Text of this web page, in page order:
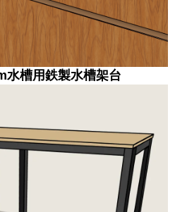
水槽用鉄製水槽架台